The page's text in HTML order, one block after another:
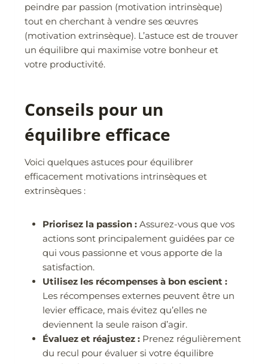
peindre par passion (motivation intrinsèque)
tout en cherchant à vendre ses œuvres
(motivation extrinsèque). L’astuce est de trouver
un équilibre qui maximise votre bonheur et
votre productivité.
Conseils pour un
équilibre efficace
Voici quelques astuces pour équilibrer
efficacement motivations intrinsèques et
extrinsèques :
Priorisez la passion :Assurez-vous que vos
actions sont principalement guidées par ce
qui vous passionne et vous apporte de la
satisfaction.
Utilisez les récompenses à bon escient :
Les récompenses externes peuvent être un
levier efficace, mais évitez qu’elles ne
deviennent la seule raison d’agir.
Évaluez et réajustez : Prenez régulièrement
du recul pour évaluer si votre équilibre